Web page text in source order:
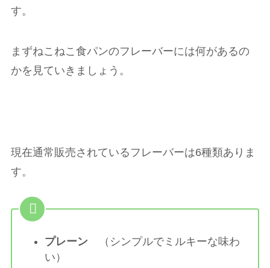
す。
まずねこねこ食パンのフレーバーには何があるの
かを見ていきましょう。
現在通常販売されているフレーバーは6種類ありま
す。
プレーン （シンプルでミルキーな味わ
い）